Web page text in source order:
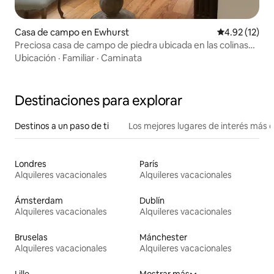
Casa de campo en Ewhurst Calificación
4.92 (12)
Preciosa casa de campo de piedra ubicada en las colinas
de Surrey
Ubicación · Familiar · Caminata
Destinaciones para explorar
Destinos a un paso de ti Los mejores lugares de interés más
Londres
Alquileres vacacionales
París
Alquileres vacacionales
Ámsterdam
Alquileres vacacionales
Dublín
Alquileres vacacionales
Bruselas
Alquileres vacacionales
Mánchester
Alquileres vacacionales